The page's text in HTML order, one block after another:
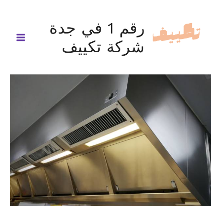
المحتوى
رقم 1 في جدة
شركة تكييف